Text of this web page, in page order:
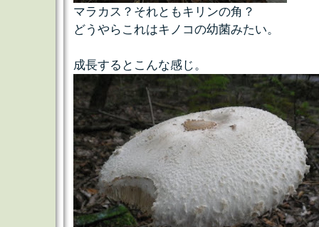
マラカス？それともキリンの角？
どうやらこれはキノコの幼菌みたい。
成長するとこんな感じ。